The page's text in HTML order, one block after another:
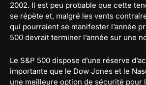
2002. Il est peu probable que cette
se répète et, malgré les vents
qui pourraient se manifester l’année
500 devrait terminer l’année sur une
Le S&P 500 dispose d’une réserve
importante que le Dow Jones et le
une meilleure option de sécurité pour